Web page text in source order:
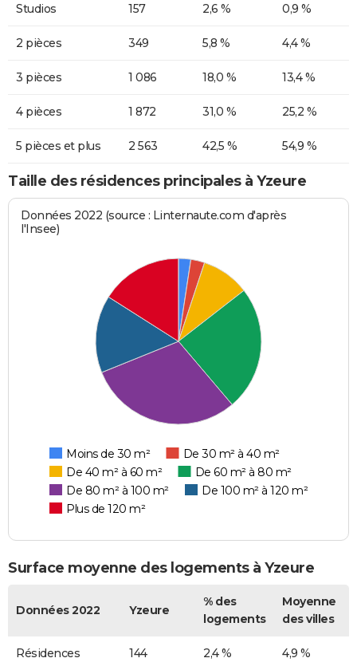
Studios 157 2,6 % 0,9 %
2 pièces 349 5,8 % 4,4 %
3 pièces 1 086 18,0 % 13,4 %
4 pièces 1 872 31,0 % 25,2 %
5 pièces et plus 2 563 42,5 % 54,9 %
Taille des résidences principales à Yzeure
Données 2022 (source : Linternaute.com d'après
l'Insee)
Moins de 30 m²
De 30 m² à 40 m²
De 40 m² à 60 m²
De 60 m² à 80 m²
De 80 m² à 100 m²
De 100 m² à 120 m²
Plus de 120 m²
Surface moyenne des logements à Yzeure
Données 2022 Yzeure
% des
logements
Moyenne
des villes
Résidences
144 2,4 % 4,9 %